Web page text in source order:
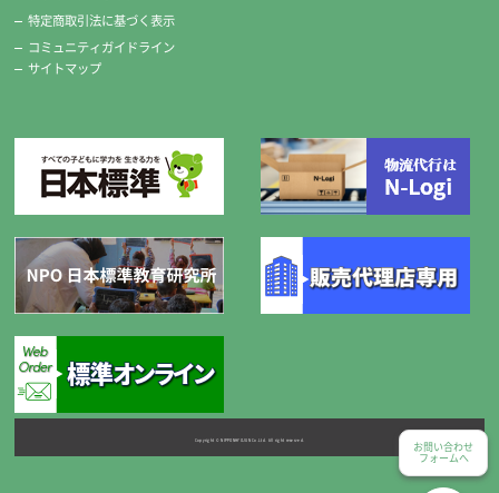
特定商取引法に基づく表示
コミュニティガイドライン
サイトマップ
Copyright © NIPPONHYOJUN Co.Ltd. All right reserved.
お問い合わせ
フォームへ